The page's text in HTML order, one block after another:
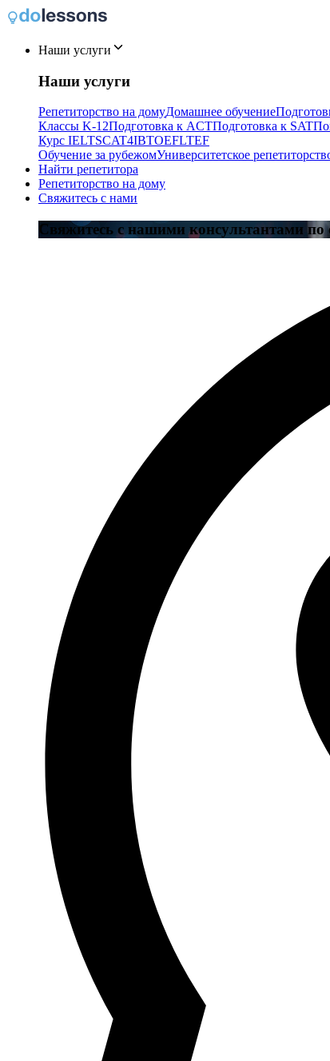
Наши услуги
Наши услуги
Репетиторство на домуДомашнее обучение
Классы K-12Подготовка к ACTПодготовка к SAT
Курс IELTSCAT4IBTOEFLTEF
Обучение за рубежомУниверситетское
Найти репетитора
Репетиторство на дому
Свяжитесь с нами
Свяжитесь с нашими консультантами по